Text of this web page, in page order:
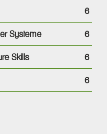
6
Systeme
6
Skills
6
6